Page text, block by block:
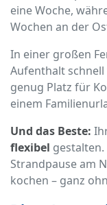
eine Woche,
Wochen an der
In einer großen
Aufenthalt schnell
genug Platz für
einem
Und das Beste:
flexibel
Strandpause am
kochen – ganz